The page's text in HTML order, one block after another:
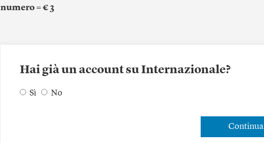
numero = € 3
Hai già un account su Internazionale?
Sì No
Continua